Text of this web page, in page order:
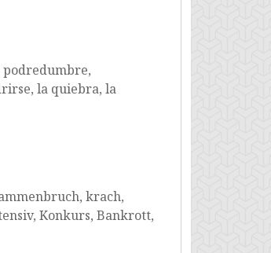
podredumbre,
la quiebra, la
krach,
Konkurs, Bankrott,